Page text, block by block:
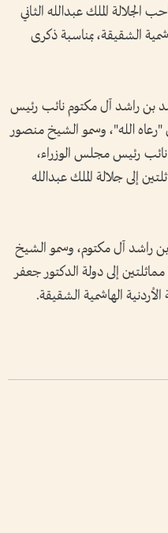
الملك عبدالله الثاني
الشقيقة، بمناسبة ذكرى
راشد آل مكتوم نائب رئيس
الله"، وسمو الشيخ منصور
نائب رئيس مجلس الوزراء،
إلى جلالة الملك عبدالله
آل مكتوم، وسمو الشيخ
إلى دولة الدكتور جعفر
الهاشمية الشقيقة.